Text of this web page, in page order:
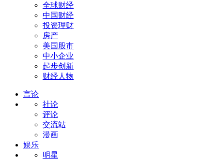
全球财经
中国财经
投资理财
房产
美国股市
中小企业
起步创新
财经人物
言论
社论
评论
交流站
漫画
娱乐
明星